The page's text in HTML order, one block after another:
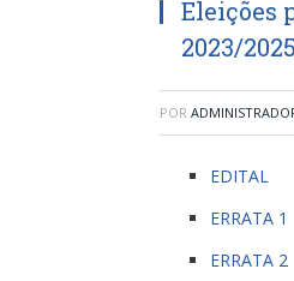
Eleições
2023/2025
POR
EDITAL
ERRATA 1
ERRATA 2